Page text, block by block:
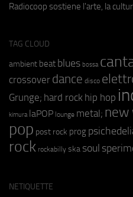
Radiocoop sostiene l'arte, la
TAG CLOUD
ambient beat blues bossa
crossover dance disco
Grunge; hard rock hip hop
kimura laPOP lounge metal; new
pop post rock prog
rock rockabilly ska soul
NETIQUETTE